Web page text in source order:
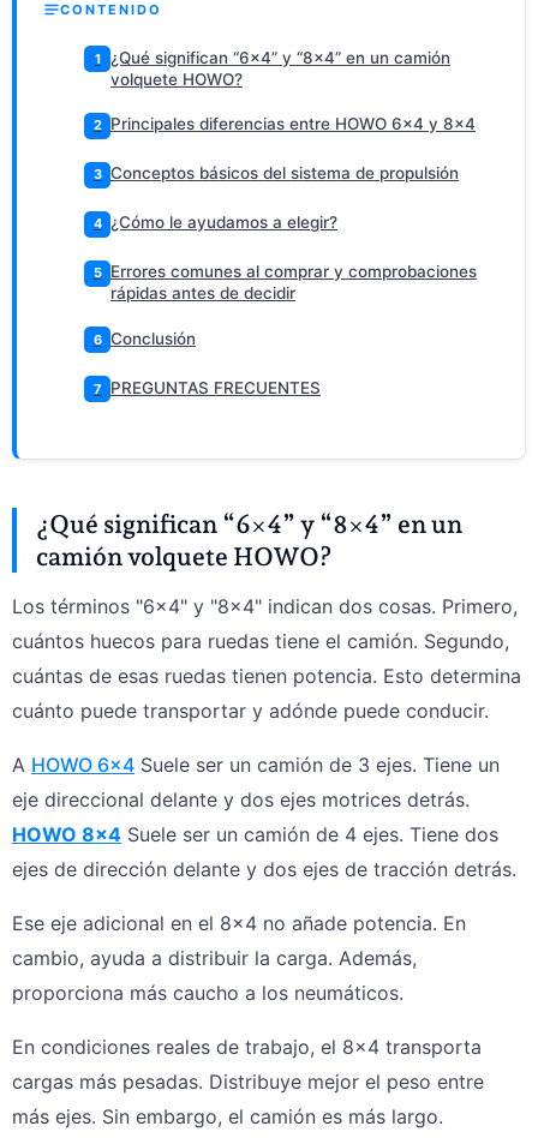
CONTENIDO
1
¿Qué significan “6×4” y “8×4” en un camión
volquete HOWO?
2 Principales diferencias entre HOWO 6×4 y 8×4
3 Conceptos básicos del sistema de propulsión
4 ¿Cómo le ayudamos a elegir?
5
Errores comunes al comprar y comprobaciones
rápidas antes de decidir
6 Conclusión
7 PREGUNTAS FRECUENTES
¿Qué significan “6×4” y “8×4” en un
camión volquete HOWO?
Los términos "6×4" y "8×4" indican dos cosas. Primero,
cuántos huecos para ruedas tiene el camión. Segundo,
cuántas de esas ruedas tienen potencia. Esto determina
cuánto puede transportar y adónde puede conducir.
A HOWO 6×4 Suele ser un camión de 3 ejes. Tiene un
eje direccional delante y dos ejes motrices detrás.
HOWO 8×4 Suele ser un camión de 4 ejes. Tiene dos
ejes de dirección delante y dos ejes de tracción detrás.
Ese eje adicional en el 8x4 no añade potencia. En
cambio, ayuda a distribuir la carga. Además,
proporciona más caucho a los neumáticos.
En condiciones reales de trabajo, el 8x4 transporta
cargas más pesadas. Distribuye mejor el peso entre
más ejes. Sin embargo, el camión es más largo.